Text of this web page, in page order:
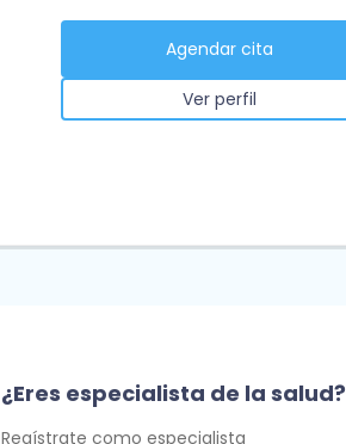
Agendar cita
Ver perfil
¿Eres especialista de la salud?
Regístrate como especialista